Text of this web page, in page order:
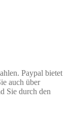
Paypal bietet
auch über
Sie durch den